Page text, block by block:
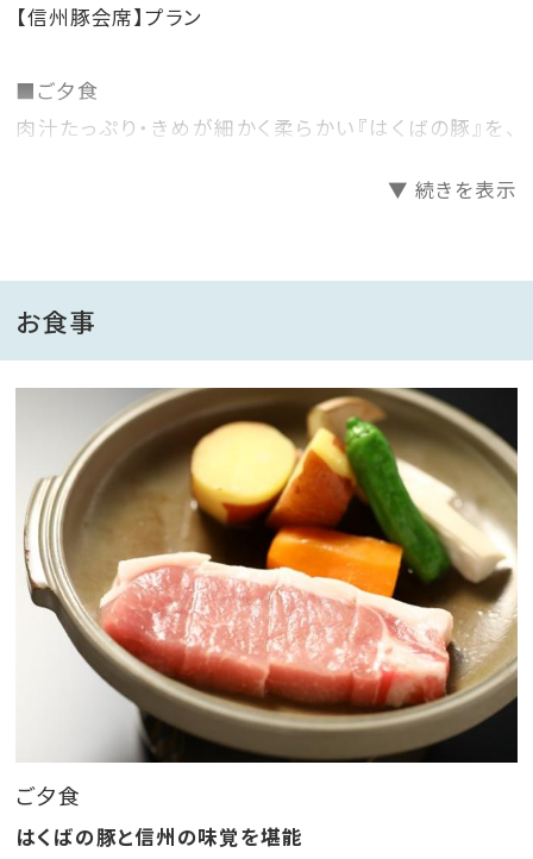
【信州豚会席】プラン
■ご夕食
肉汁たっぷり・きめが細かく柔らかい『はくばの豚』を、
すべての会席でお楽しみいただけるこだわりの逸品とし
もご賞味ください。
※時期により鮎の塩焼きになる場合もございます。
【心と身体が元気になる朝食】
ご予約時に和食／洋食をお選びください。
＜ご予約時のお願い＞
大人、お子様（食事付）お一人様ずつご朝食の内容をお
選びいただき備考欄にご記入ください。
※ご指定のない場合は、皆様和食となります。
＜食事会場＞
2025年4月にリニューアルした半個室食事処にてご用
▼ 続きを表示
お食事
ご夕食
はくばの豚と信州の味覚を堪能